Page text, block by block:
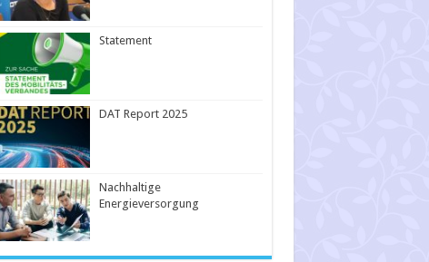
Statement
DAT Report 2025
Nachhaltige
Energieversorgung